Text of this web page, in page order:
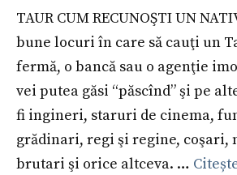
TAUR CUM RECUNOŞTI UN
bune locuri în care să cauţi un
fermă, o bancă sau o agenţie
vei putea găsi “păscînd” şi pe
fi ingineri, staruri de cinema,
grădinari, regi şi regine, coşari,
brutari şi orice altceva. …